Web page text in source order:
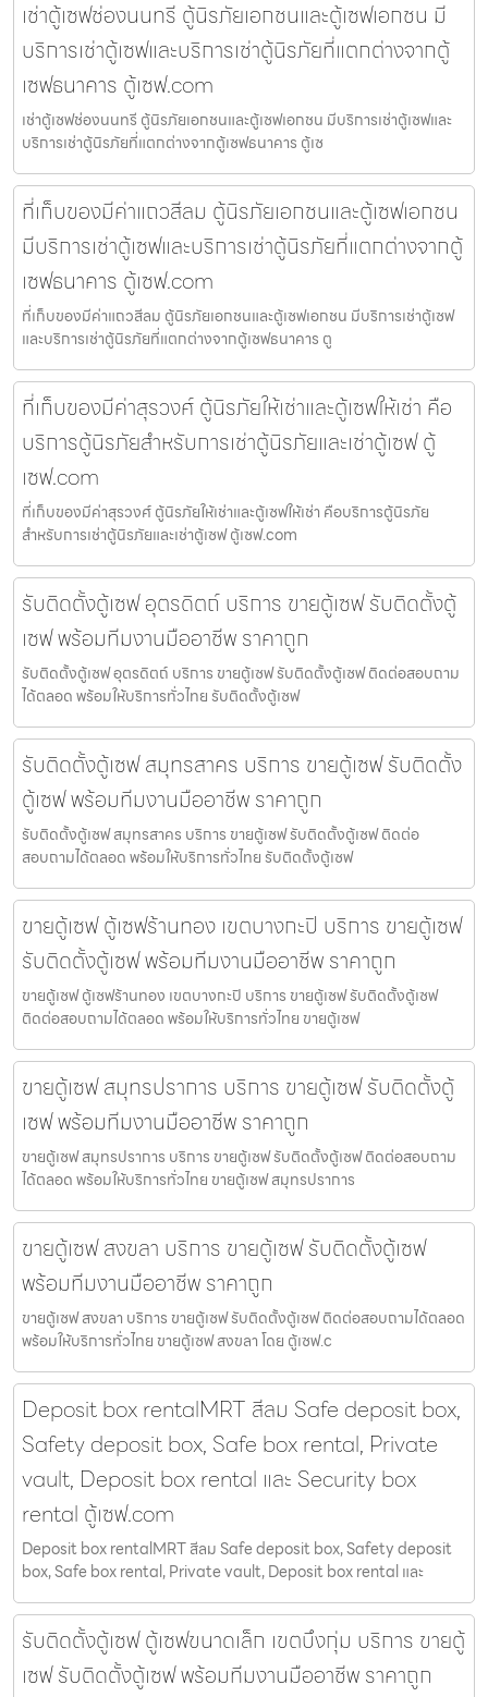
เช่าตู้เซฟช่องนนทรี ตู้นิรภัยเอกชนและตู้เซฟเอกชน มี
บริการเช่าตู้เซฟและบริการเช่าตู้นิรภัยที่แตกต่างจากตู้
เซฟธนาคาร ตู้เซฟ.com
เช่าตู้เซฟช่องนนทรี ตู้นิรภัยเอกชนและตู้เซฟเอกชน มีบริการเช่าตู้เซฟและ
บริการเช่าตู้นิรภัยที่แตกต่างจากตู้เซฟธนาคาร ตู้เซ
ที่เก็บของมีค่าแถวสีลม ตู้นิรภัยเอกชนและตู้เซฟเอกชน
มีบริการเช่าตู้เซฟและบริการเช่าตู้นิรภัยที่แตกต่างจากตู้
เซฟธนาคาร ตู้เซฟ.com
ที่เก็บของมีค่าแถวสีลม ตู้นิรภัยเอกชนและตู้เซฟเอกชน มีบริการเช่าตู้เซฟ
และบริการเช่าตู้นิรภัยที่แตกต่างจากตู้เซฟธนาคาร ตู
ที่เก็บของมีค่าสุรวงศ์ ตู้นิรภัยให้เช่าและตู้เซฟให้เช่า คือ
บริการตู้นิรภัยสำหรับการเช่าตู้นิรภัยและเช่าตู้เซฟ ตู้
เซฟ.com
ที่เก็บของมีค่าสุรวงศ์ ตู้นิรภัยให้เช่าและตู้เซฟให้เช่า คือบริการตู้นิรภัย
สำหรับการเช่าตู้นิรภัยและเช่าตู้เซฟ ตู้เซฟ.com
รับติดตั้งตู้เซฟ อุตรดิตถ์ บริการ ขายตู้เซฟ รับติดตั้งตู้
เซฟ พร้อมทีมงานมืออาชีพ ราคาถูก
รับติดตั้งตู้เซฟ อุตรดิตถ์ บริการ ขายตู้เซฟ รับติดตั้งตู้เซฟ ติดต่อสอบถาม
ได้ตลอด พร้อมให้บริการทั่วไทย รับติดตั้งตู้เซฟ
รับติดตั้งตู้เซฟ สมุทรสาคร บริการ ขายตู้เซฟ รับติดตั้ง
ตู้เซฟ พร้อมทีมงานมืออาชีพ ราคาถูก
รับติดตั้งตู้เซฟ สมุทรสาคร บริการ ขายตู้เซฟ รับติดตั้งตู้เซฟ ติดต่อ
สอบถามได้ตลอด พร้อมให้บริการทั่วไทย รับติดตั้งตู้เซฟ
ขายตู้เซฟ ตู้เซฟร้านทอง เขตบางกะปิ บริการ ขายตู้เซฟ
รับติดตั้งตู้เซฟ พร้อมทีมงานมืออาชีพ ราคาถูก
ขายตู้เซฟ ตู้เซฟร้านทอง เขตบางกะปิ บริการ ขายตู้เซฟ รับติดตั้งตู้เซฟ
ติดต่อสอบถามได้ตลอด พร้อมให้บริการทั่วไทย ขายตู้เซฟ
ขายตู้เซฟ สมุทรปราการ บริการ ขายตู้เซฟ รับติดตั้งตู้
เซฟ พร้อมทีมงานมืออาชีพ ราคาถูก
ขายตู้เซฟ สมุทรปราการ บริการ ขายตู้เซฟ รับติดตั้งตู้เซฟ ติดต่อสอบถาม
ได้ตลอด พร้อมให้บริการทั่วไทย ขายตู้เซฟ สมุทรปราการ
ขายตู้เซฟ สงขลา บริการ ขายตู้เซฟ รับติดตั้งตู้เซฟ
พร้อมทีมงานมืออาชีพ ราคาถูก
ขายตู้เซฟ สงขลา บริการ ขายตู้เซฟ รับติดตั้งตู้เซฟ ติดต่อสอบถามได้ตลอด
พร้อมให้บริการทั่วไทย ขายตู้เซฟ สงขลา โดย ตู้เซฟ.c
Deposit box rentalMRT สีลม Safe deposit box,
Safety deposit box, Safe box rental, Private
vault, Deposit box rental และ Security box
rental ตู้เซฟ.com
Deposit box rentalMRT สีลม Safe deposit box, Safety deposit
box, Safe box rental, Private vault, Deposit box rental และ
รับติดตั้งตู้เซฟ ตู้เซฟขนาดเล็ก เขตบึงกุ่ม บริการ ขายตู้
เซฟ รับติดตั้งตู้เซฟ พร้อมทีมงานมืออาชีพ ราคาถูก